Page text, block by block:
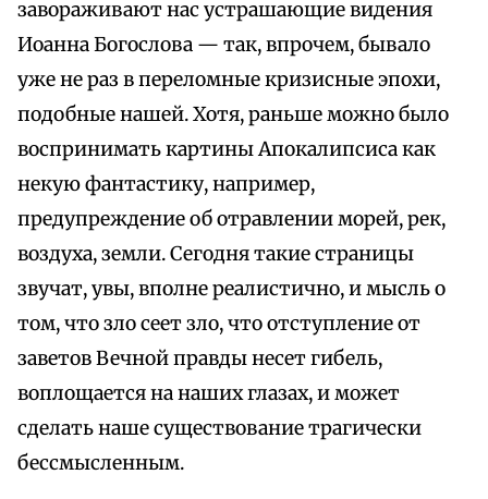
завораживают нас устрашающие видения
Иоанна Богослова — так, впрочем, бывало
уже не раз в переломные кризисные эпохи,
подобные нашей. Хотя, раньше можно было
воспринимать картины Апокалипсиса как
некую фантастику, например,
предупреждение об отравлении морей, рек,
воздуха, земли. Сегодня такие страницы
звучат, увы, вполне реалистично, и мысль о
том, что зло сеет зло, что отступление от
заветов Вечной правды несет гибель,
воплощается на наших глазах, и может
сделать наше существование трагически
бессмысленным.